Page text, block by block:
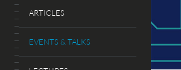
ARTICLES
EVENTS & TALKS